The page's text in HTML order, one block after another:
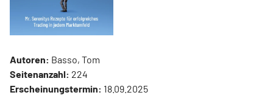
Autoren: Basso, Tom
Seitenanzahl: 224
Erscheinungstermin: 18.09.2025